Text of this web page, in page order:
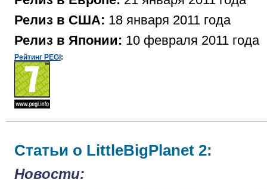
Релиз в США: 18 января 2011 года
Релиз в Японии: 10 февраля 2011 года
Рейтинг PEGI :
Статьи о LittleBigPlanet 2:
Новости: